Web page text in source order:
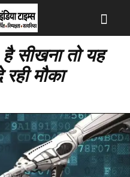
सीखना तो यह
रही मौका